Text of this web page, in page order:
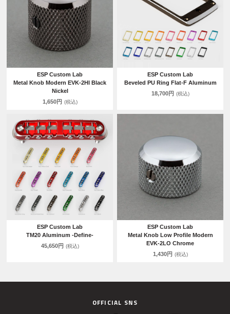
ESP Custom Lab
Metal Knob Modern EVK-2HI Black
Nickel
1,650円 (税込)
ESP Custom Lab
Beveled PU Ring Flat-F Aluminum
18,700円 (税込)
ESP Custom Lab
TM20 Aluminum -Define-
45,650円 (税込)
ESP Custom Lab
Metal Knob Low Profile Modern
EVK-2LO Chrome
1,430円 (税込)
OFFICIAL SNS